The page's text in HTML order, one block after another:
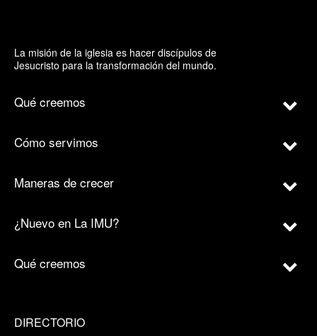
La misión de la iglesia es hacer discípulos de
Jesucristo para la transformación del mundo.
Qué creemos
Cómo servimos
Maneras de crecer
¿Nuevo en La IMU?
Qué creemos
DIRECTORIO